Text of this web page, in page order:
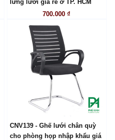
lưng lưới giá rẻ ở TP. HCM
700.000 ₫
LIÊN HỆ
CNV139 - Ghế lưới chân quỳ
cho phòng họp nhập khẩu giá